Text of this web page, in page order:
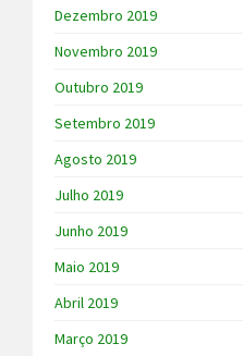
Dezembro 2019
Novembro 2019
Outubro 2019
Setembro 2019
Agosto 2019
Julho 2019
Junho 2019
Maio 2019
Abril 2019
Março 2019